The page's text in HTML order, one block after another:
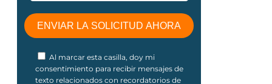
Al marcar esta casilla, doy mi
consentimiento para recibir mensajes de
texto relacionados con recordatorios de